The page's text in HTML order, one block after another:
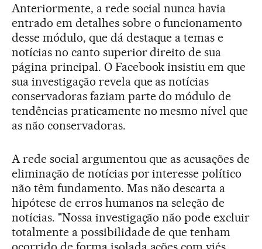
Anteriormente, a rede social nunca havia
entrado em detalhes sobre o funcionamento
desse módulo, que dá destaque a temas e
notícias no canto superior direito de sua
página principal. O Facebook insistiu em que
sua investigação revela que as notícias
conservadoras faziam parte do módulo de
tendências praticamente no mesmo nível que
as não conservadoras.
A rede social argumentou que as acusações de
eliminação de notícias por interesse político
não têm fundamento. Mas não descarta a
hipótese de erros humanos na seleção de
notícias. "Nossa investigação não pode excluir
totalmente a possibilidade de que tenham